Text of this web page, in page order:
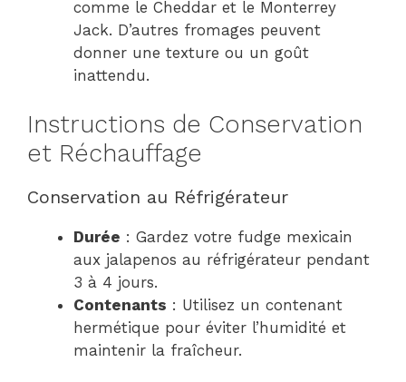
comme le Cheddar et le Monterrey
Jack. D’autres fromages peuvent
donner une texture ou un goût
inattendu.
Instructions de Conservation
et Réchauffage
Conservation au Réfrigérateur
Durée : Gardez votre fudge mexicain
aux jalapenos au réfrigérateur pendant
3 à 4 jours.
Contenants : Utilisez un contenant
hermétique pour éviter l’humidité et
maintenir la fraîcheur.